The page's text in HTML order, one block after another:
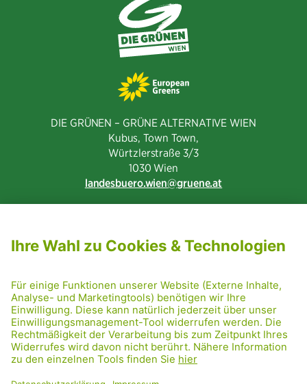
DIE GRÜNEN – GRÜNE ALTERNATIVE WIEN
Kubus, Town Town,
Würtzlerstraße 3/3​
1030 Wien
landesbuero.wien
gruene.at
PRESSE
GRÜNE RADRETTUNG
FRIDAY NIGHTSKATING
NETIQUETTE
DATENSCHUTZ